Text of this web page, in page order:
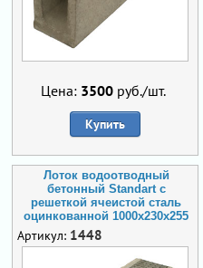
Цена: 3500руб./шт.
Купить
Лоток водоотводный
бетонный Standart с
решеткой ячеистой сталь
оцинкованной 1000x230x255
Артикул: 1448